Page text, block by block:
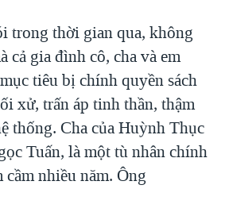
trong thời gian qua, không
cả gia đình cô, cha và em
tiêu bị chính quyền sách
xử, trấn áp tinh thần, thậm
thống. Cha của Huỳnh Thục
Tuấn, là một tù nhân chính
nhiều năm. Ông